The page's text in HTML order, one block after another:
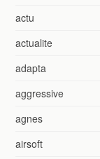
actu
actualite
adapta
aggressive
agnes
airsoft